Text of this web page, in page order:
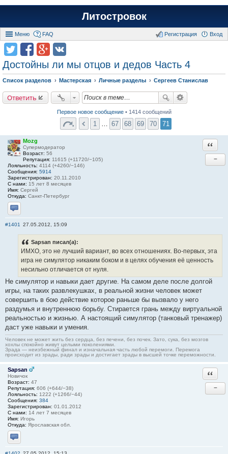
Литостровок
Меню FAQ Вход
Регистрация
Достойны ли мы отцов и дедов Часть 4
Список разделов Мастерская Личные разделы Сергеев Станислав
Ответить
Первое новое сообщение• 1414 сообщений
1 67 68 69 70 71
Mozg
Супермодератор
Возраст: 56
Репутация: 11615 (+11720/−105)
Лояльность: 4114 (+4260/−146)
Сообщения: 5914
Зарегистрирован: 20.11.2010
С нами: 15 лет 8 месяцев
Имя: Сергей
Откуда: Санкт-Петербург
Отправить личное сообщение
−
#1401 27.05.2012, 15:09
Sapsan писал(а):
ИМХО, это не лучший вариант, во всех отношениях. Во-первых, эта
игра не симулятор никаким боком и в целях обучения её ценность
несильно отличается от нуля.
Не симулятор и навыки дает другие. На самом деле после долгой
игры, на таких развлекушках, в реальной жизни человек может
совершить в бою действие которое раньше бы вызвало у него
раздумья и внутреннюю борьбу. Стирается грань между виртуальной
реальностью и жизнью. А настоящий симулятор (танковый тренажер)
даст уже навыки и умения.
Человек не может жить без сердца, без печени, без почек. Зато, сука, без мозгов
хохлы спокойно живут целыми поколениями.
Зрада — неизбежный финал и изначальная часть любой перемоги. Перемога
происходит из зрады, ради зрады и достигает зрады в высшей точке переможности.
Sapsan
Новичок
Возраст: 47
Репутация: 606 (+644/−38)
Лояльность: 1222 (+1266/−44)
Сообщения: 384
Зарегистрирован: 01.01.2012
С нами: 14 лет 7 месяцев
Имя: Игорь
Откуда: Ярославская обл.
Отправить личное сообщение
−